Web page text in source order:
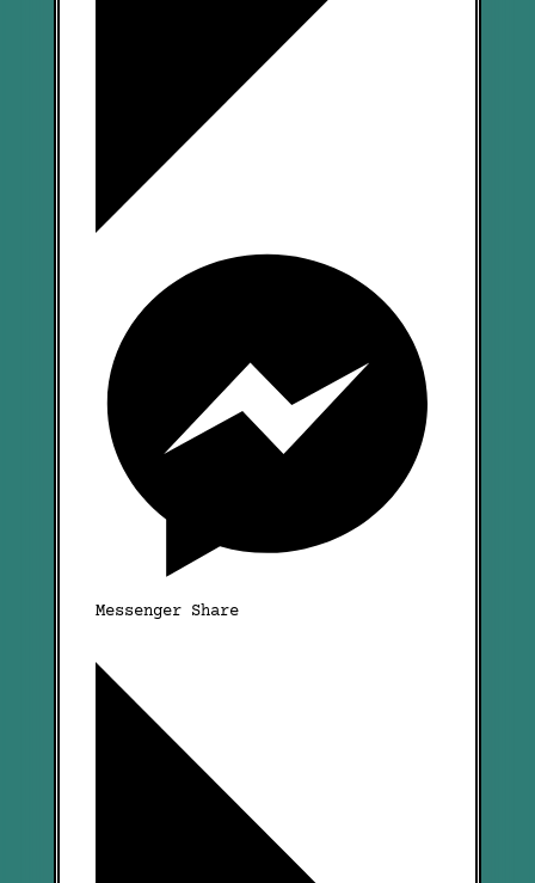
Messenger Share